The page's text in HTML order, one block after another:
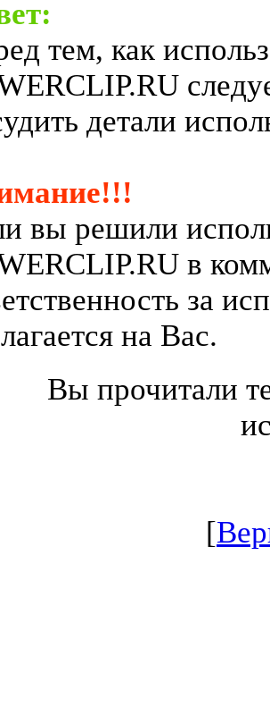
тем, как
детали
вы решили
в
за
на Вас.
Вы прочитали
[